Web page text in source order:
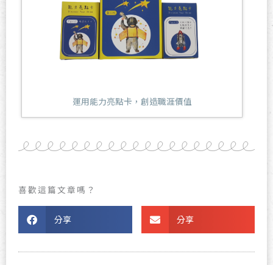
運用能力亮點卡，創造職涯價值
喜歡這篇文章嗎？
分享 分享